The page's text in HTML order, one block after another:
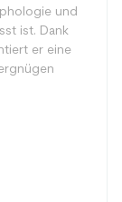
und
ist. Dank
er eine